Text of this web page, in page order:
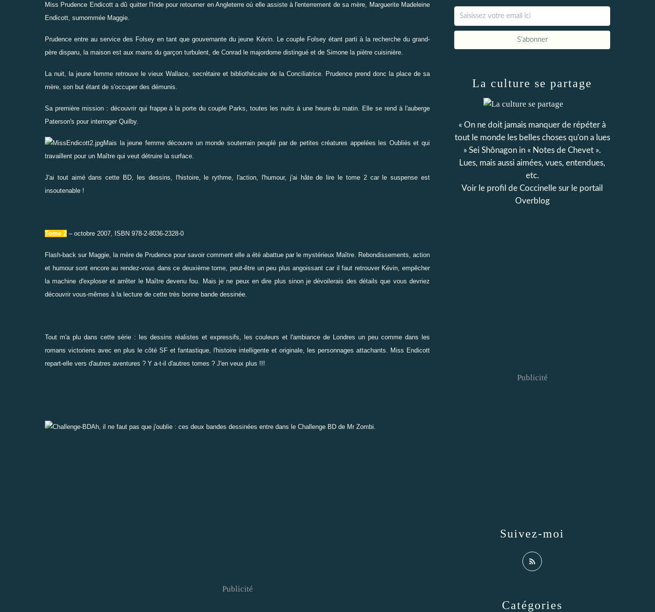
Miss Prudence Endicott a dû quitter l'Inde pour retourner en Angleterre où elle assiste à l'enterrement de sa mère, Marguerite Madeleine
Endicott, surnommée Maggie.
Prudence entre au service des Folsey en tant que gouvernante du jeune Kévin. Le couple Folsey étant parti à la recherche du grand-
père disparu, la maison est aux mains du garçon turbulent, de Conrad le majordome distingué et de Simone la piètre cuisinière.
La nuit, la jeune femme retrouve le vieux Wallace, secrétaire et bibliothécaire de la Conciliatrice. Prudence prend donc la place de sa
mère, son but étant de s'occuper des démunis.
Sa première mission : découvrir qui frappe à la porte du couple Parks, toutes les nuits à une heure du matin. Elle se rend à l'auberge
Paterson's pour interroger Quilby.
Mais la jeune femme découvre un monde souterrain peuplé par de petites créatures appelées les Oubliés et qui
travaillent pour un Maître qui veut détruire la surface.
J'ai tout aimé dans cette BD, les dessins, l'histoire, le rythme, l'action, l'humour, j'ai hâte de lire le tome 2 car le suspense est
insoutenable !
Tome 2 – octobre 2007, ISBN 978-2-8036-2328-0
Flash-back sur Maggie, la mère de Prudence pour savoir comment elle a été abattue par le mystérieux Maître. Rebondissements, action
et humour sont encore au rendez-vous dans ce deuxième tome, peut-être un peu plus angoissant car il faut retrouver Kévin, empêcher
la machine d'exploser et arrêter le Maître devenu fou. Mais je ne peux en dire plus sinon je dévoilerais des détails que vous devriez
découvrir vous-mêmes à la lecture de cette très bonne bande dessinée.
Tout m'a plu dans cette série : les dessins réalistes et expressifs, les couleurs et l'ambiance de Londres un peu comme dans les
romans victoriens avec en plus le côté SF et fantastique, l'histoire intelligente et originale, les personnages attachants. Miss Endicott
repart-elle vers d'autres aventures ? Y a-t-il d'autres tomes ? J'en veux plus !!!
Ah, il ne faut pas que j'oublie : ces deux bandes dessinées entre dans le Challenge BD de Mr Zombi
Publicité
Catégories
La culture se partage
« On ne doit jamais manquer de répéter à
tout le monde les belles choses qu'on a lues
» Sei Shônagon in « Notes de Chevet ».
Lues, mais aussi aimées, vues, entendues,
etc.
Voir le profil de Coccinelle sur le portail
Overblog
Suivez-moi
Publicité